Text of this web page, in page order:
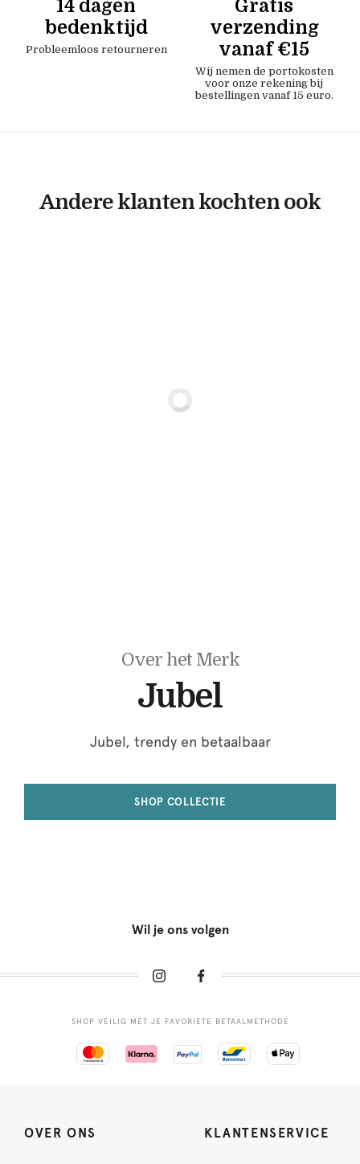
14 dagen
bedenktijd
Probleemloos retourneren
Gratis
verzending
vanaf €15
Wij nemen de portokosten
voor onze rekening bij
bestellingen vanaf 15 euro.
Andere klanten kochten ook
Over het Merk
Jubel
Jubel, trendy en betaalbaar
SHOP COLLECTIE
Wil je ons volgen
SHOP VEILIG MET JE FAVORIETE BETAALMETHODE
OVER ONS KLANTENSERVICE